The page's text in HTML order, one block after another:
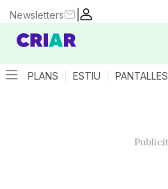
|
Newsletters
PLANS ESTIU PANTALLES